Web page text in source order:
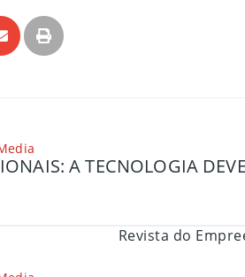
A TECNOLOGIA